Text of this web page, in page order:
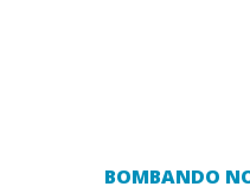
BOMBANDO